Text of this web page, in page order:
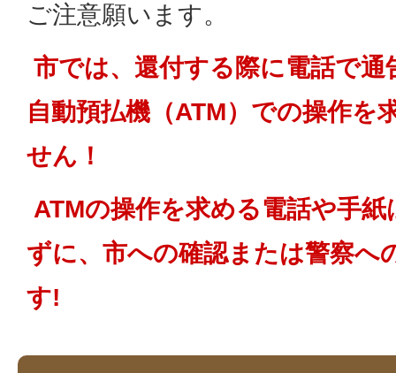
ご注意願います。
市では、還付する際に電話で通
自動預払機（ATM）での操作を
せん！
ATMの操作を求める電話や手
ずに、市への確認または警察へ
す!